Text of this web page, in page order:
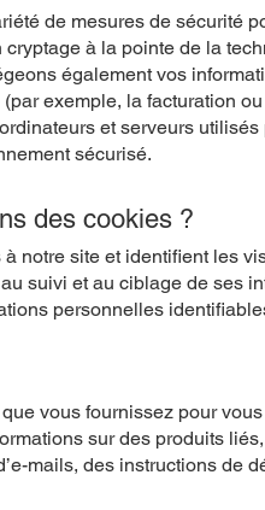
de mesures de sécurité
à la pointe de la
également vos
exemple, la facturation
et serveurs
sécurisé.
des cookies ?
notre site et identifient les
suivi et au ciblage de ses
personnelles
vous fournissez pour
sur des produits
mails, des instructions de